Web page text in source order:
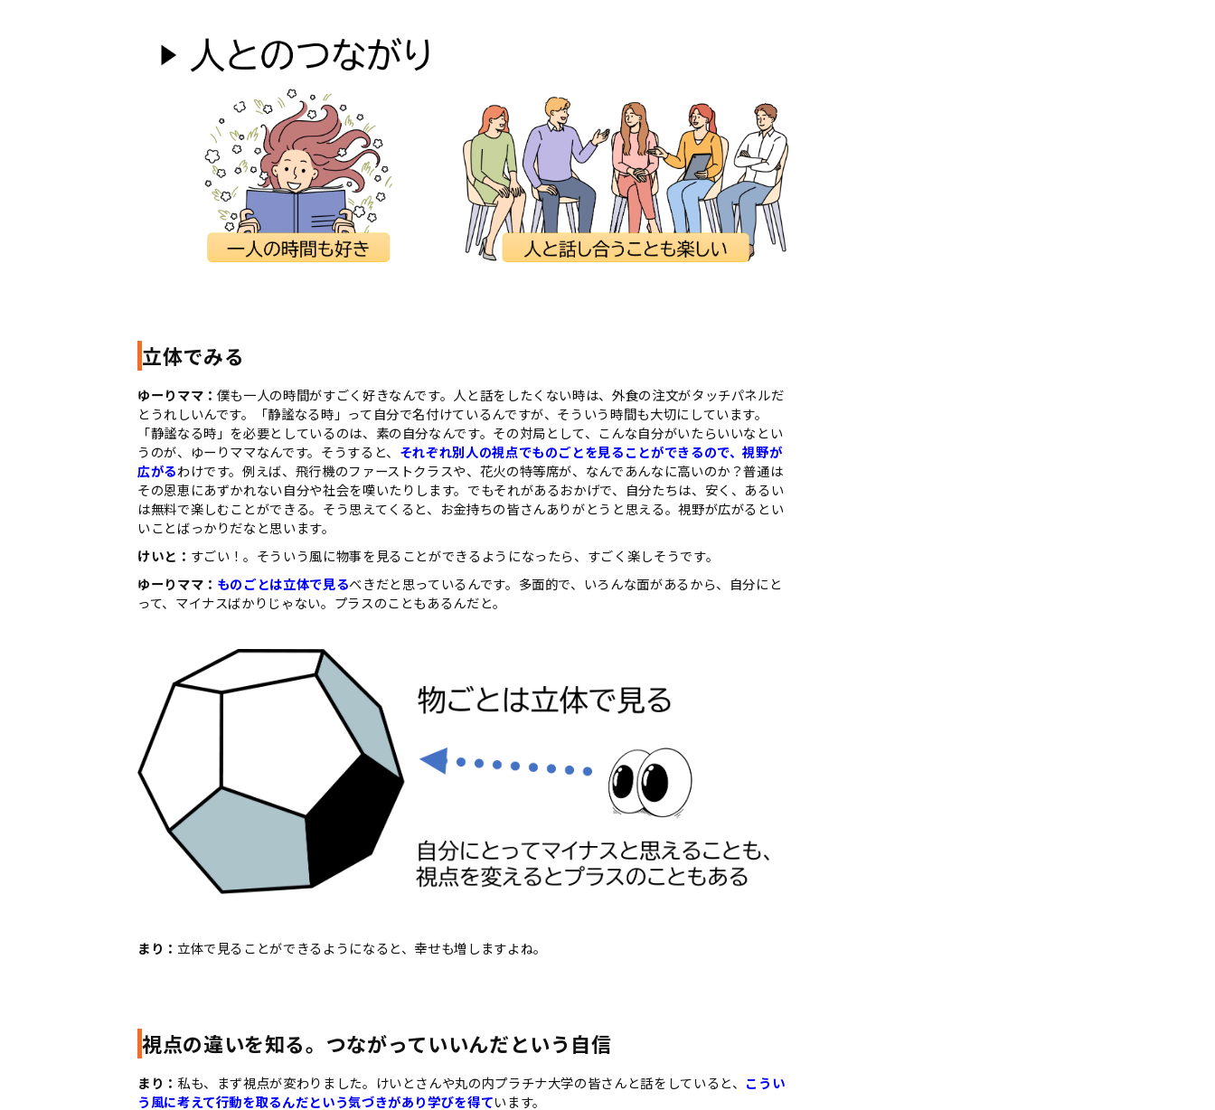
立体でみる
ゆーりママ： 僕も一人の時間がすごく好きなんです。人と話をしたくない時は、外食の注文がタッチパネルだ
とうれしいんです。「静謐なる時」って自分で名付けているんですが、そういう時間も大切にしています。
「静謐なる時」を必要としているのは、素の自分なんです。その対局として、こんな自分がいたらいいなとい
うのが、ゆーりママなんです。そうすると、 それぞれ別人の視点でものごとを見ることができるので、視野が
広がるわけです。例えば、飛行機のファーストクラスや、花火の特等席が、なんであんなに高いのか？普通は
その恩恵にあずかれない自分や社会を嘆いたりします。でもそれがあるおかげで、自分たちは、安く、あるい
は無料で楽しむことができる。そう思えてくると、お金持ちの皆さんありがとうと思える。視野が広がるとい
いことばっかりだなと思います。
けいと： すごい！。そういう風に物事を見ることができるようになったら、すごく楽しそうです。
ゆーりママ： ものごとは立体で見るべきだと思っているんです。多面的で、いろんな面があるから、自分にと
って、マイナスばかりじゃない。プラスのこともあるんだと。
まり： 立体で見ることができるようになると、幸せも増しますよね。
視点の違いを知る。つながっていいんだという自信
まり： 私も、まず視点が変わりました。けいとさんや丸の内プラチナ大学の皆さんと話をしていると、 こうい
う風に考えて行動を取るんだという気づきがあり学びを得ています。